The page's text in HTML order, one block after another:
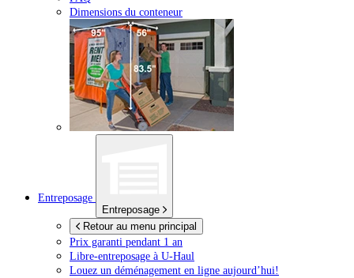
Dimensions du conteneur
Entreposage
Entreposage
Retour au menu principal
Prix garanti pendant 1 an
Libre-entreposage à U-Haul
Louez un déménagement en ligne aujourd’hui!